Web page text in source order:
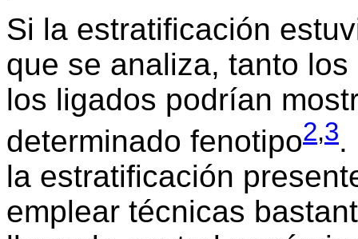
Si la estratificación
que se analiza, tanto
los ligados podrían
determinado fenotipo2,3.
la estratificación
emplear técnicas